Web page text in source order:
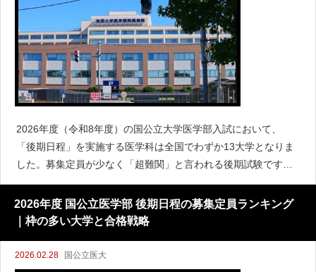
2026年度（令和8年度）の国公立大学医学部入試において、
「後期日程」を実施する医学科は全国でわずか13大学となりま
した。募集定員が少なく「超難関」と言われる後期試験です
が、最後まで諦めない受験生にとっては最後にして最大のチャ
ンスです。今回は、全13大学の試験日を一覧表にまとめ、各校
の特徴
2026年度 国公立医学部 後期日程の募集定員ランキング
｜枠の多い大学と合格戦略
2026.02.28 国公立医大